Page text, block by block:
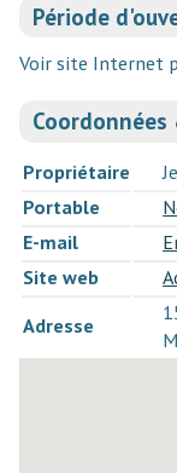
Période
Voir site Internet
Propriétaire
Portable
E-mail
Site web
Adresse